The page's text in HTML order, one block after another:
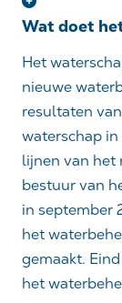
Wat doet
Het
nieuwe
resultaten
waterschap in
lijnen van het
bestuur van
in september
het
gemaakt.
het